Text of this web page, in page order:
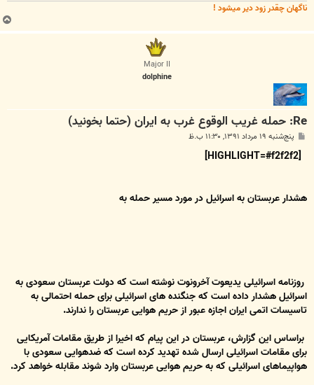
ناگهان چقدر زود دیر میشود !
Major II
dolphine
Re: حمله غريب الوقوع غرب به ايران (حتما بخونيد)
س
ت
پنج‌شنبه ۱۹ مرداد ۱۳۹۱, ۱۱:۳۰ ب.ظ
[HIGHLIGHT=#f2f2f2]
هشدار عربستان به اسرائیل در مورد مسیر حمله به
روزنامه اسرائیلی یدیعوت آخرونوت نوشته است که دولت عربستان سعودی به
اسرائیل هشدار داده است که جنگنده های اسرائیلی برای حمله احتمالی به
تاسیسات اتمی ایران اجازه عبور از حریم هوایی عربستان را ندارند.
براساس این گزارش، عربستان در این پیام که اخیرا از طریق مقامات آمریکایی
برای مقامات اسرائیلی ارسال شده تهدید کرده است که ضدهوایی سعودی با
هواپیماهای اسرائیلی که به حریم هوایی عربستان وارد شوند مقابله خواهد کرد.